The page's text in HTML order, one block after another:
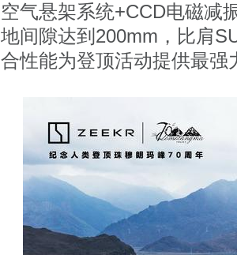
空气悬架系统+CCD电磁减
地间隙达到200mm，比肩
合性能为登顶活动提供最强